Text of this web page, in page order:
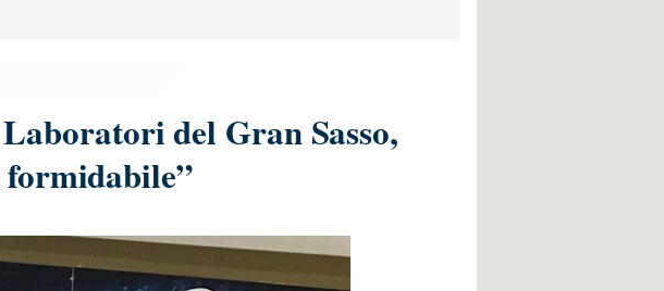
del Gran Sasso,